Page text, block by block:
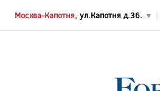
Москва-Капотня, ул.Капотня д.36. ▼